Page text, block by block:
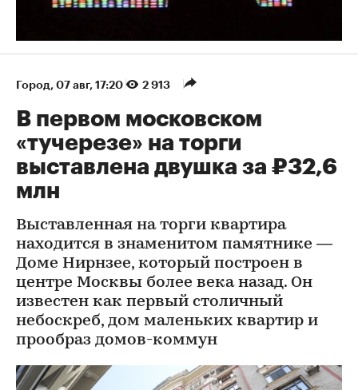
Город⁠, 07 авг, 17:20 2 913
В первом московском
«тучерезе» на торги
выставлена двушка за ₽32,6
млн
Выставленная на торги квартира
находится в знаменитом памятнике —
Доме Нирнзее, который построен в
центре Москвы более века назад. Он
известен как первый столичный
небоскреб, дом маленьких квартир и
прообраз домов-коммун